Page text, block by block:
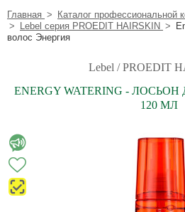
Главная Каталог профессиональной
Lebel серия PROEDIT HAIRSKIN
волос Энергия
Lebel / PROEDIT
ENERGY WATERING -
120 МЛ